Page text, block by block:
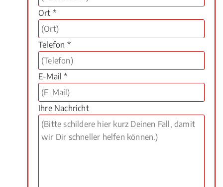
Ort *
Telefon *
E-Mail *
Ihre Nachricht